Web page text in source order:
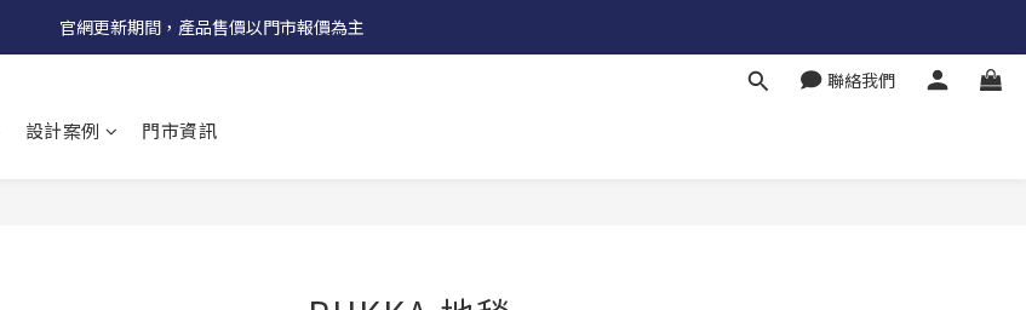
受國際原物料價格上漲，法國自 5/18 起全系列產品調漲 3%
官網更新期間，產品售價以門市報價為主
聯絡我們
設計案例 門市資訊